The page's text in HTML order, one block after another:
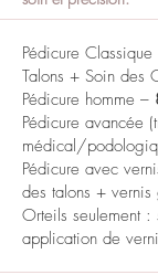
Pédicure
Talons + Soin des
Pédicure homme –
Pédicure avancée
médical/
Pédicure avec
des talons +
Orteils seulement
application de